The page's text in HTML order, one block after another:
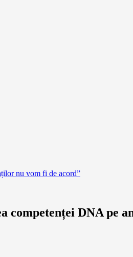
nu vom fi de acord”
DNA pe